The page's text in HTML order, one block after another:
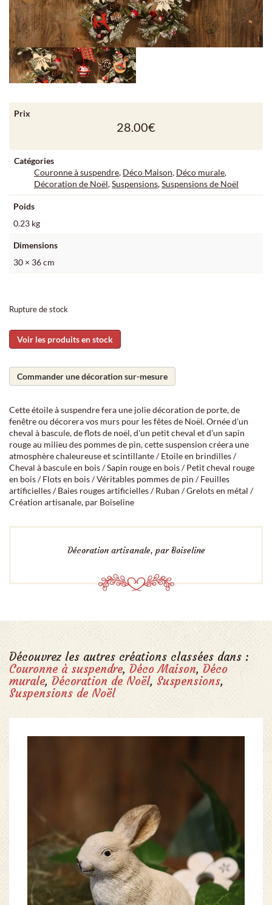
Prix
28.00€
Catégories
Couronne à suspendre, Déco Maison, Déco murale,
Décoration de Noël,Suspensions,Suspensions de Noël
Poids
0.23 kg
Dimensions
30 × 36 cm
Rupture de stock
Voir les produits en stock
Commander une décoration sur-mesure
Cette étoile à suspendre fera une jolie décoration de porte, de
fenêtre ou décorera vos murs pour les fêtes de Noël. Ornée d'un
cheval à bascule, de flots de noël, d'un petit cheval et d'un sapin
rouge au milieu des pommes de pin, cette suspension créera une
atmosphère chaleureuse et scintillante / Etoile en brindilles /
Cheval à bascule en bois / Sapin rouge en bois / Petit cheval rouge
en bois / Flots en bois / Véritables pommes de pin / Feuilles
artificielles / Baies rouges artificielles / Ruban / Grelots en métal /
Création artisanale, par Boiseline
Décoration artisanale, par Boiseline
Découvrez les autres créations classées dans :
Couronne à suspendre, Déco Maison, Déco
murale, Décoration de Noël, Suspensions,
Suspensions de Noël